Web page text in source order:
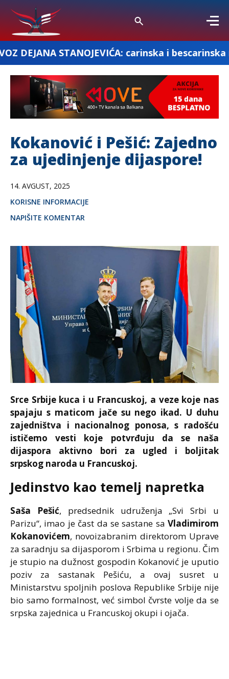
carinska i bescarinska roba
Kokanović i Pešić: Zajedno
za ujedinjenje dijaspore!
14. AVGUST, 2025
KORISNE INFORMACIJE
NAPIŠITE KOMENTAR
Srce Srbije kuca i u Francuskoj, a veze koje nas
spajaju s maticom jače su nego ikad. U duhu
zajedništva i nacionalnog ponosa, s radošću
ističemo vesti koje potvrđuju da se naša
dijaspora aktivno bori za ugled i boljitak
srpskog naroda u Francuskoj.
Jedinstvo kao temelj napretka
Saša Pešić, predsednik udruženja „Svi Srbi u
Parizu“, imao je čast da se sastane sa Vladimirom
Kokanovićem, novoizabranim direktorom Uprave
za saradnju sa dijasporom i Srbima u regionu. Čim
je stupio na dužnost gospodin Kokanović je uputio
poziv za sastanak Pešiću, a ovaj susret u
Ministarstvu spoljnih poslova Republike Srbije nije
bio samo formalnost, već simbol čvrste volje da se
srpska zajednica u Francuskoj okupi i ojača.